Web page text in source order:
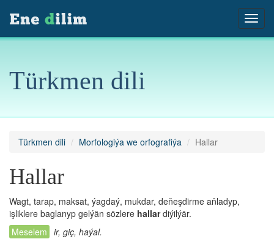
Türkmen dili
Türkmen dili Morfologiýa we orfografiýa Hallar
Hallar
Wagt, tarap, maksat, ýagdaý, mukdar, deňeşdirme aňladyp,
işliklere baglanyp gelýän sözlere hallardiýilýär.
ir, giç, haýal.